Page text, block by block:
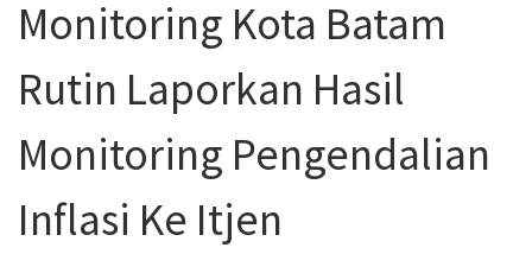
Monitoring Kota Batam
Rutin Laporkan Hasil
Monitoring Pengendalian
Inflasi Ke Itjen